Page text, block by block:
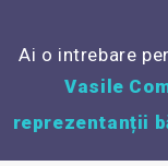
Ai o intrebare
Vasile
reprezentanții